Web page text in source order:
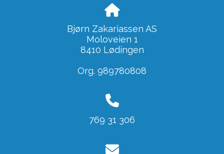
Bjørn Zakariassen AS
Moloveien 1
8410 Lødingen
Org. 989780808
769 31 306